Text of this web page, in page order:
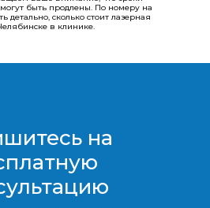
быть продлены.​​​​​​​ По номеру на
детально, сколько стоит лазерная
в клинике.
на